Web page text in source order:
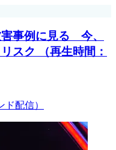
事例に見る 今、
スク （再生時間：
配信）